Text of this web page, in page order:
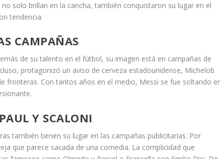
solo brillan en la cancha, también conquistaron su lugar en el
tendencia.
CAMPAÑAS
de su talento en el fútbol, su imagen está en campañas de
protagonizó un aviso de cerveza estadounidense, Michelob
fronteras. Con tantos años en el medio, Messi se fue soltando
Y SCALONI
también tienen su lugar en las campañas publicitarias. Por
que parece sacada de una comedia. La complicidad que